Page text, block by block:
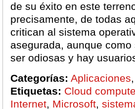
de su éxito en este
precisamente, de todas
critican al sistema
asegurada, aunque
ser odiosas y hay
Categorías: Aplicaciones,
Etiquetas: Cloud
Internet, Microsoft,